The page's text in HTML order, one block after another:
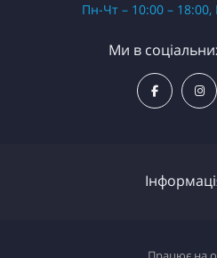
Про
Пн-Чт – 10:00 –
Ми в